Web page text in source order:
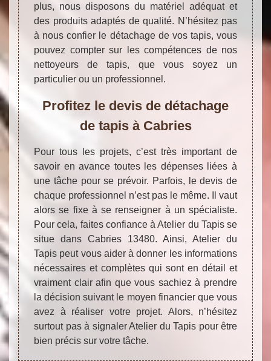
plus, nous disposons du matériel adéquat et
des produits adaptés de qualité. N’hésitez pas
à nous confier le détachage de vos tapis, vous
pouvez compter sur les compétences de nos
nettoyeurs de tapis, que vous soyez un
particulier ou un professionnel.
Profitez le devis de détachage
de tapis à Cabries
Pour tous les projets, c’est très important de
savoir en avance toutes les dépenses liées à
une tâche pour se prévoir. Parfois, le devis de
chaque professionnel n’est pas le même. Il vaut
alors se fixe à se renseigner à un spécialiste.
Pour cela, faites confiance à Atelier du Tapis se
situe dans Cabries 13480. Ainsi, Atelier du
Tapis peut vous aider à donner les informations
nécessaires et complètes qui sont en détail et
vraiment clair afin que vous sachiez à prendre
la décision suivant le moyen financier que vous
avez à réaliser votre projet. Alors, n’hésitez
surtout pas à signaler Atelier du Tapis pour être
bien précis sur votre tâche.